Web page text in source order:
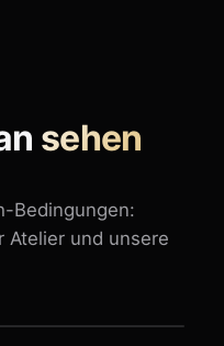
sehen
Bedingungen:
Atelier und unsere